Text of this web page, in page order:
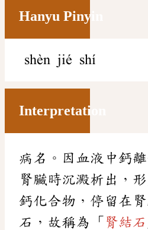
Hanyu Pinyin
shèn jié shí
Interpretation
病名。因血液中鈣
腎臟時沉澱析出，
鈣化合物，停留在
石，故稱為「 腎結石